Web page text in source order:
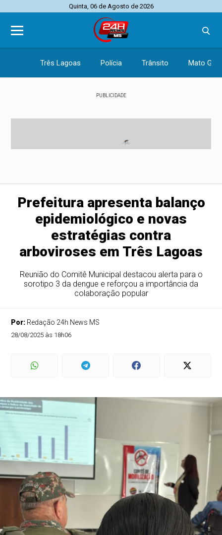
Quinta, 06 de Agosto de 2026
Três Lagoas Polícia Trânsito Mato
PUBLICIDADE
Prefeitura apresenta balanço
epidemiológico e novas
estratégias contra
arboviroses em Três Lagoas
Reunião do Comitê Municipal destacou alerta para o
sorotipo 3 da dengue e reforçou a importância da
colaboração popular
Por: Redação 24h News MS
28/08/2025 às 18h06